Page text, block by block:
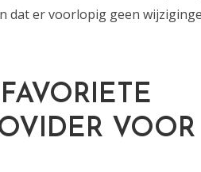
dat er voorlopig geen
VOOR